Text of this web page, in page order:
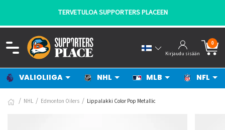
TERVETULOA SUPPORTERS PLACEEN
Kirjaudu sisään
0
VALIOLIIGA NHL MLB NFL
NHL Edmonton Oilers Lippalakki Color Pop Metallic